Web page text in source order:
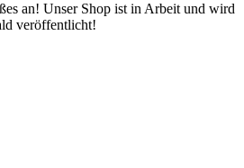
an! Unser Shop ist in Arbeit und wird
veröffentlicht!